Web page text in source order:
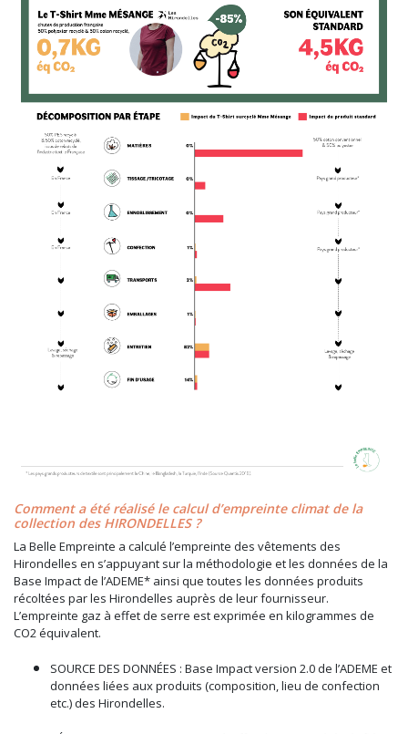
Comment a été réalisé le calcul d’empreinte climat de la
collection des HIRONDELLES ?
La Belle Empreinte a calculé l’empreinte des vêtements des
Hirondelles en s’appuyant sur la méthodologie et les données de la
Base Impact de l’ADEME* ainsi que toutes les données produits
récoltées par les Hirondelles auprès de leur fournisseur.
L’empreinte gaz à effet de serre est exprimée en kilogrammes de
CO2 équivalent.
SOURCE DES DONNÉES : Base Impact version 2.0 de l’ADEME et
données liées aux produits (composition, lieu de confection
etc.) des Hirondelles.